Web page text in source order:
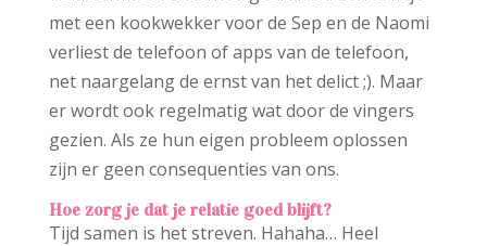
met een kookwekker voor de Sep en de Naomi
verliest de telefoon of apps van de telefoon,
net naargelang de ernst van het delict ;). Maar
er wordt ook regelmatig wat door de vingers
gezien. Als ze hun eigen probleem oplossen
zijn er geen consequenties van ons.
Hoe zorg je dat je relatie goed blijft?
Tijd samen is het streven. Hahaha… Heel